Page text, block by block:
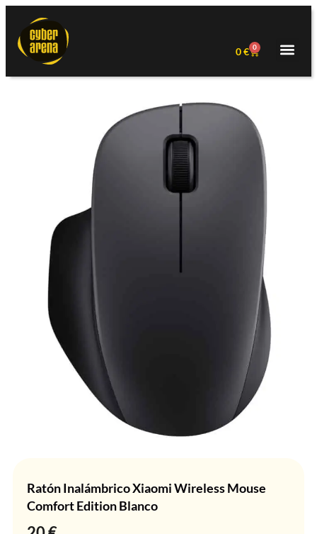
0€ 0
Ratón Inalámbrico Xiaomi Wireless Mouse
Comfort Edition Blanco